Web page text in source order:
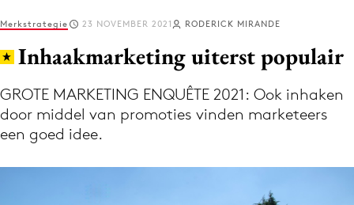
Log in
Download de app
Volg het laatste nieuws via de Adformatie
Merkstrategie 23 NOVEMBER 2021 RODERICK MIRANDE
Inhaakmarketing uiterst populair
GROTE MARKETING ENQUÊTE 2021: Ook inhaken
door middel van promoties vinden marketeers
een goed idee.